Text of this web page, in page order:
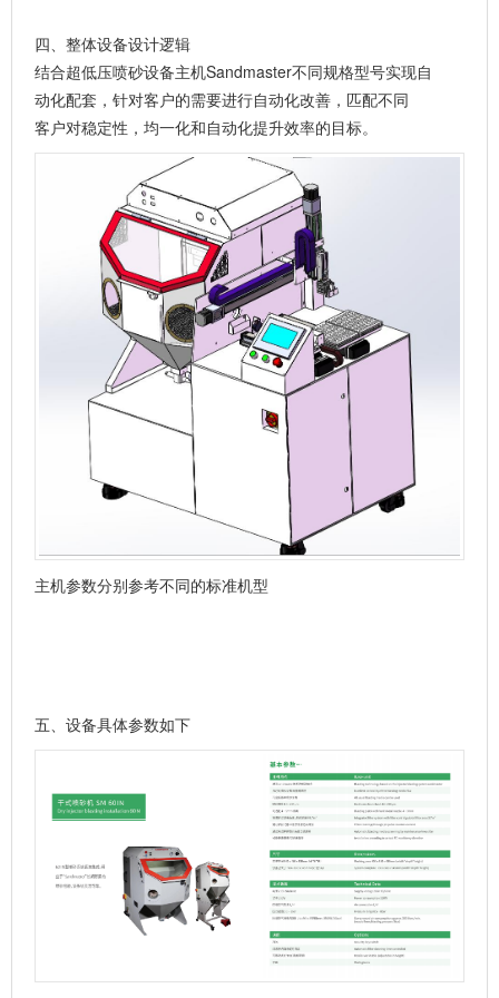
四、整体设备设计逻辑
结合超低压喷砂设备主机Sandmaster不同规格型号实现自
动化配套，针对客户的需要进行自动化改善，匹配不同
客户对稳定性，均一化和自动化提升效率的目标。
主机参数分别参考不同的标准机型
五、设备具体参数如下